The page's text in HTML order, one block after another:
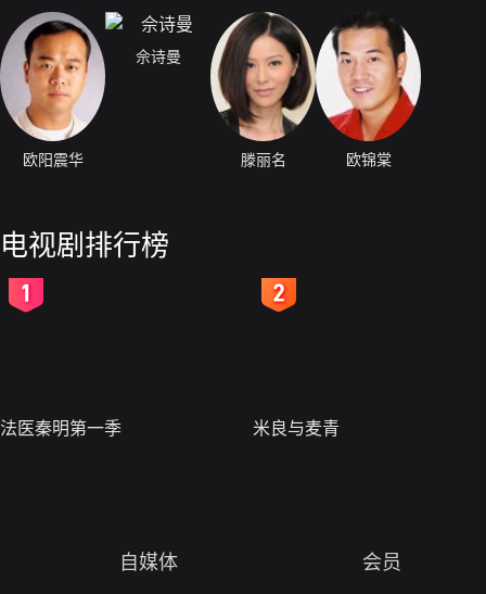
欧阳震华
佘诗曼
滕丽名 欧锦棠
电视剧排行榜
法医秦明第一季 米良与麦青
自媒体 会员